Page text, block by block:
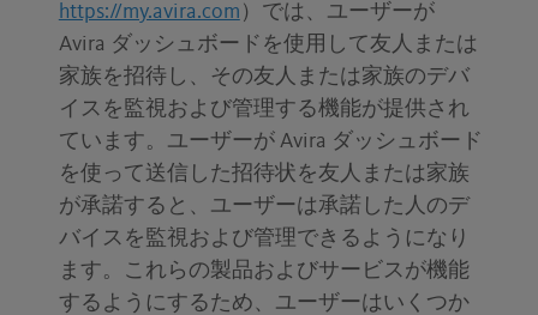
https://my.avira.com ）では、ユーザーが
Avira ダッシュボードを使用して友人または
家族を招待し、その友人または家族のデバ
イスを監視および管理する機能が提供され
ています。ユーザーが Avira ダッシュボード
を使って送信した招待状を友人または家族
が承諾すると、ユーザーは承諾した人のデ
バイスを監視および管理できるようになり
ます。これらの製品およびサービスが機能
するようにするため、ユーザーはいくつか